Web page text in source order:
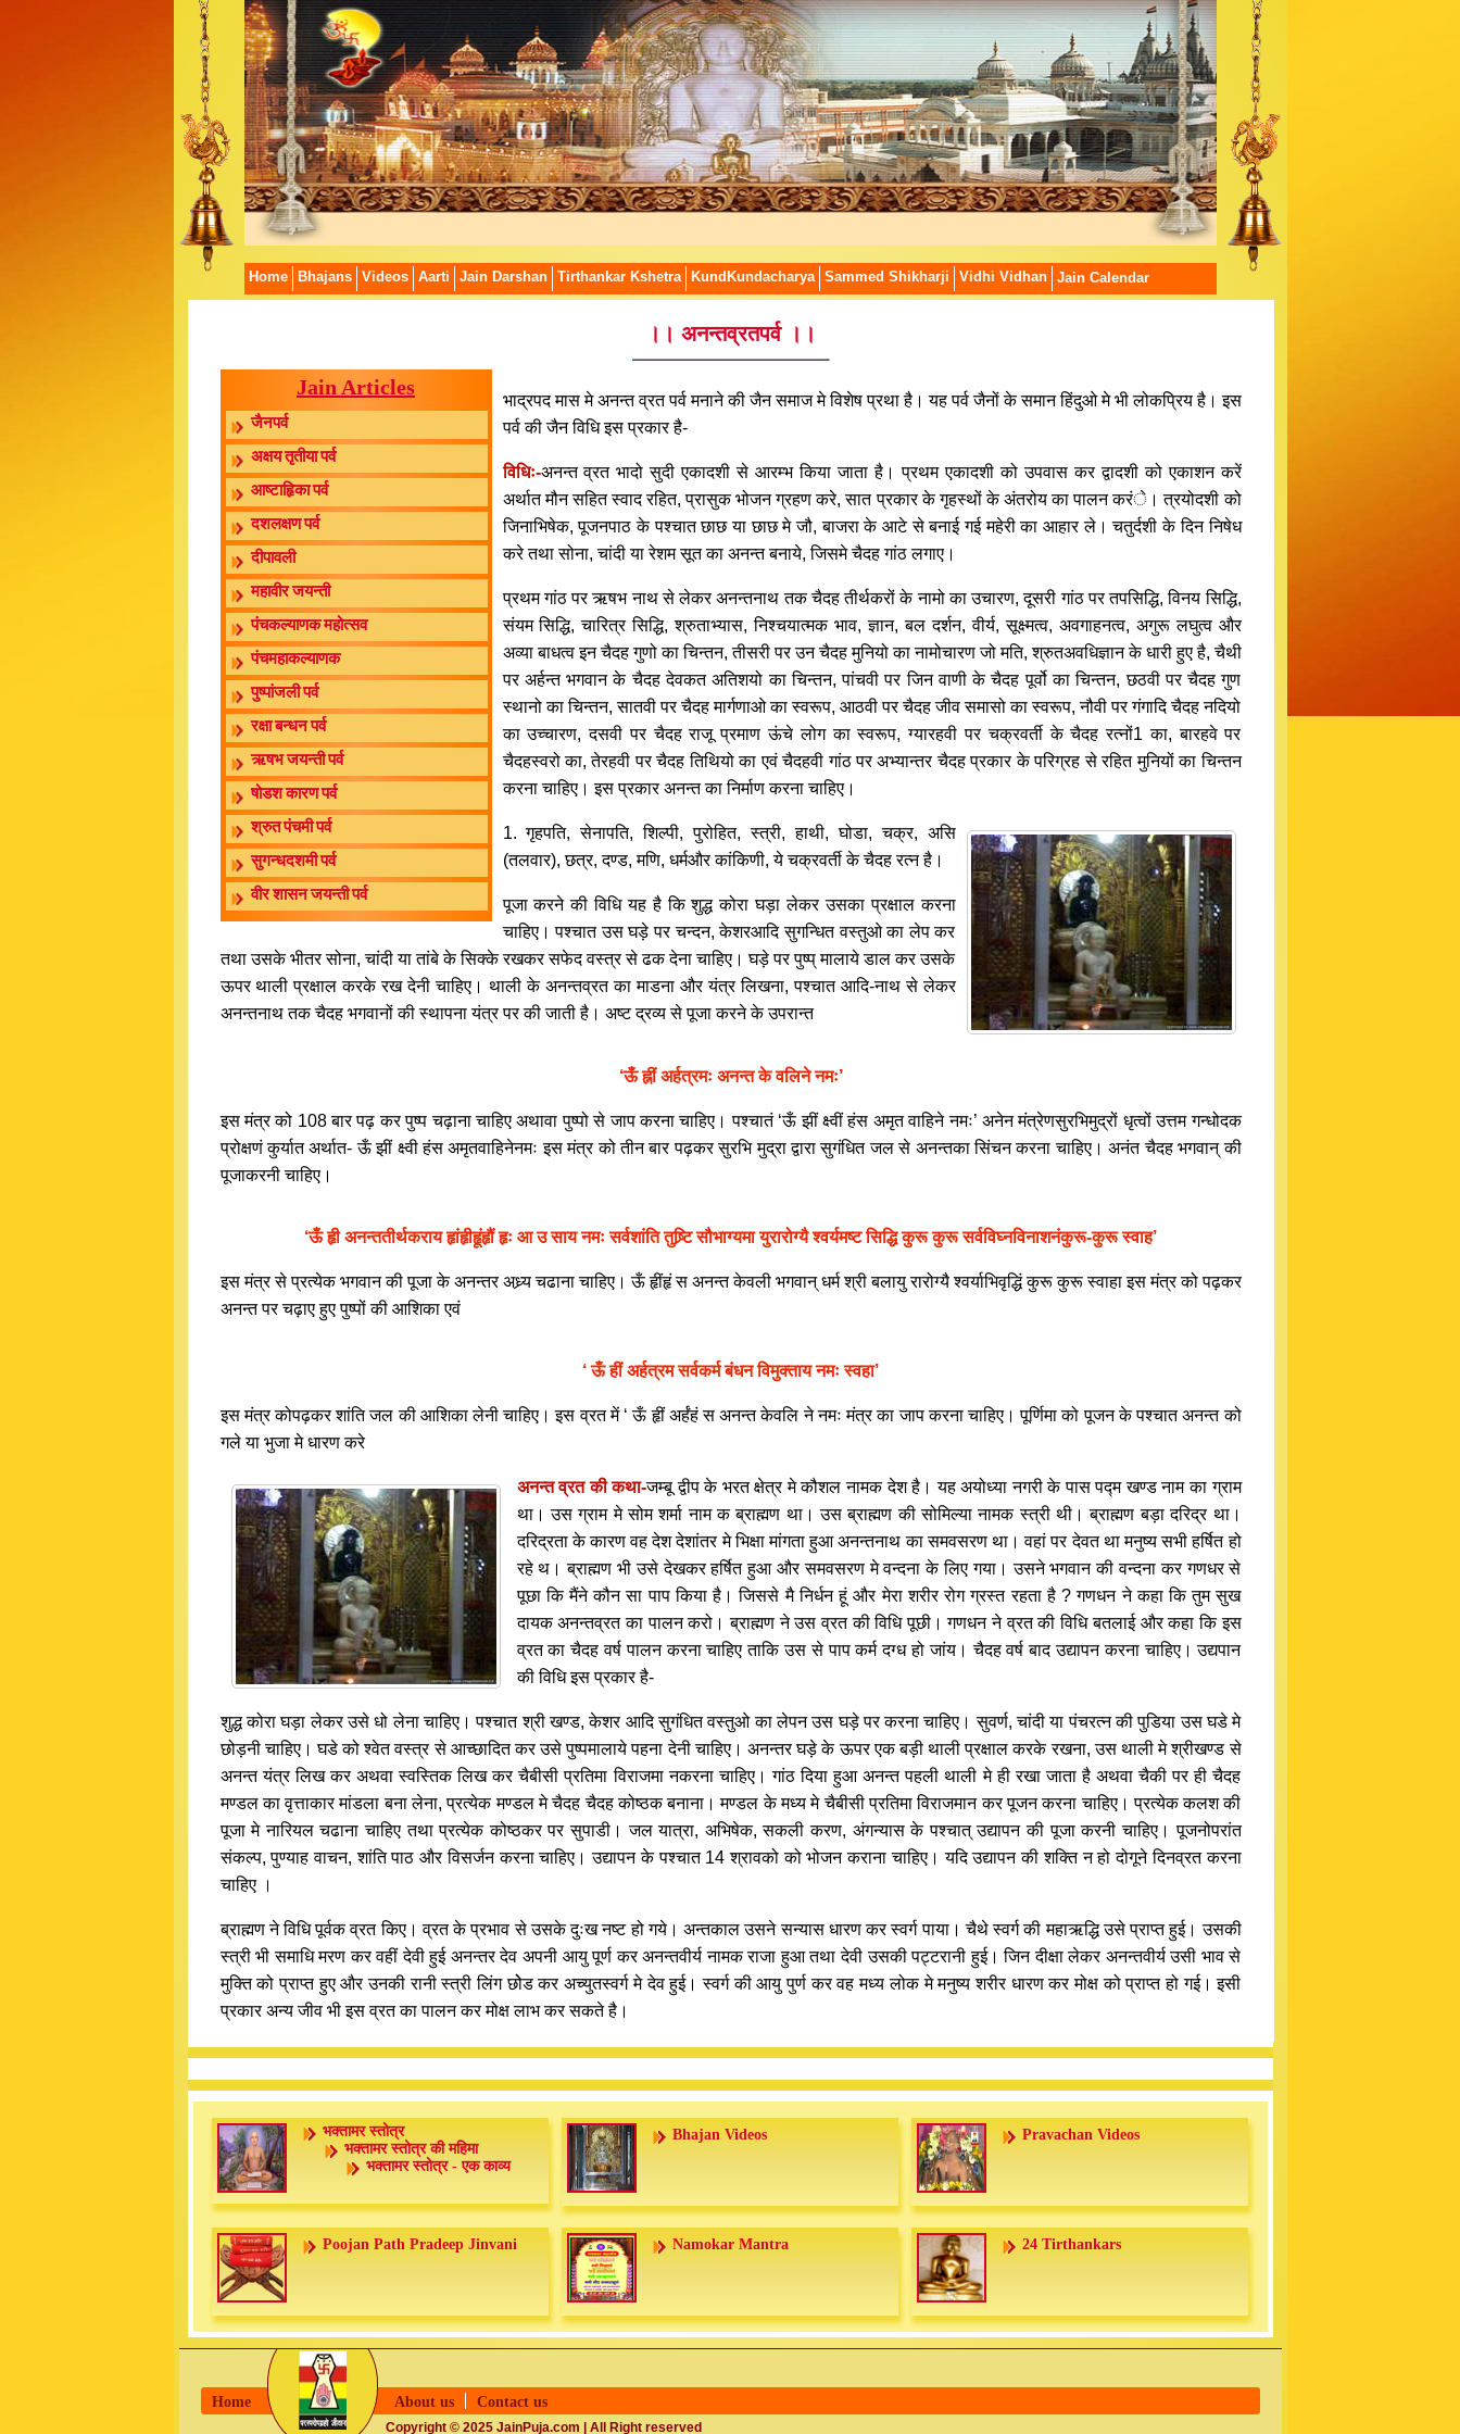
Home Bhajans Videos Aarti Jain Darshan Tirthankar Kshetra KundKundacharya Sammed Shikharji Vidhi Vidhan Jain Calendar
।। अनन्तव्रतपर्व ।।
Jain Articles
जैनपर्व
अक्षय तृतीया पर्व
आष्टाहिृका पर्व
दशलक्षण पर्व
दीपावली
महावीर जयन्ती
पंचकल्याणक महोत्सव
पंचमहाकल्याणक
पुष्पांजली पर्व
रक्षा बन्धन पर्व
ऋषभ जयन्ती पर्व
षोडश कारण पर्व
श्रुत पंचमी पर्व
सुगन्धदशमी पर्व
वीर शासन जयन्ती पर्व
भाद्रपद मास मे अनन्त व्रत पर्व मनाने की जैन समाज मे विशेष प्रथा है। यह पर्व जैनों के समान हिंदुओ मे भी लोकप्रिय है। इस
पर्व की जैन विधि इस प्रकार है-
विधिः-अनन्त व्रत भादो सुदी एकादशी से आरम्भ किया जाता है। प्रथम एकादशी को उपवास कर द्वादशी को एकाशन करें
अर्थात मौन सहित स्वाद रहित, प्रासुक भोजन ग्रहण करे, सात प्रकार के गृहस्थों के अंतरोय का पालन करंे। त्रयोदशी को
जिनाभिषेक, पूजनपाठ के पश्चात छाछ या छाछ मे जौ, बाजरा के आटे से बनाई गई महेरी का आहार ले। चतुर्दशी के दिन निषेध
करे तथा सोना, चांदी या रेशम सूत का अनन्त बनाये, जिसमे चैदह गांठ लगाए।
प्रथम गांठ पर ऋषभ नाथ से लेकर अनन्तनाथ तक चैदह तीर्थकरों के नामो का उचारण, दूसरी गांठ पर तपसिद्धि, विनय सिद्धि,
संयम सिद्धि, चारित्र सिद्धि, श्रुताभ्यास, निश्चयात्मक भाव, ज्ञान, बल दर्शन, वीर्य, सूक्ष्मत्व, अवगाहनत्व, अगुरू लघुत्व और
अव्या बाधत्व इन चैदह गुणो का चिन्तन, तीसरी पर उन चैदह मुनियो का नामोचारण जो मति, श्रुतअवधिज्ञान के धारी हुए है, चैथी
पर अर्हन्त भगवान के चैदह देवकत अतिशयो का चिन्तन, पांचवी पर जिन वाणी के चैदह पूर्वो का चिन्तन, छठवी पर चैदह गुण
स्थानो का चिन्तन, सातवी पर चैदह मार्गणाओ का स्वरूप, आठवी पर चैदह जीव समासो का स्वरूप, नौवी पर गंगादि चैदह नदियो
का उच्चारण, दसवी पर चैदह राजू प्रमाण ऊंचे लोग का स्वरूप, ग्यारहवी पर चक्रवर्ती के चैदह रत्नों1 का, बारहवे पर
चैदहस्वरो का, तेरहवी पर चैदह तिथियो का एवं चैदहवी गांठ पर अभ्यान्तर चैदह प्रकार के परिग्रह से रहित मुनियों का चिन्तन
करना चाहिए। इस प्रकार अनन्त का निर्माण करना चाहिए।
1. गृहपति, सेनापति, शिल्पी, पुरोहित, स्त्री, हाथी, घोडा, चक्र, असि
(तलवार), छत्र, दण्ड, मणि, धर्मऔर कांकिणी, ये चक्रवर्ती के चैदह रत्न है।
पूजा करने की विधि यह है कि शुद्ध कोरा घड़ा लेकर उसका प्रक्षाल करना
चाहिए। पश्चात उस घड़े पर चन्दन, केशरआदि सुगन्धित वस्तुओ का लेप कर
तथा उसके भीतर सोना, चांदी या तांबे के सिक्के रखकर सफेद वस्त्र से ढक देना चाहिए। घड़े पर पुष्प् मालाये डाल कर उसके
ऊपर थाली प्रक्षाल करके रख देनी चाहिए। थाली के अनन्तव्रत का माडना और यंत्र लिखना, पश्चात आदि-नाथ से लेकर
अनन्तनाथ तक चैदह भगवानों की स्थापना यंत्र पर की जाती है। अष्ट द्रव्य से पूजा करने के उपरान्त
‘ऊँ ह्नीं अर्हत्रमः अनन्त के वलिने नमः’
इस मंत्र को 108 बार पढ़ कर पुष्प चढ़ाना चाहिए अथावा पुष्पो से जाप करना चाहिए। पश्चातं ‘ऊँ झीं क्ष्वीं हंस अमृत वाहिने नमः’ अनेन मंत्रेणसुरभिमुद्रों धृत्वों उत्तम गन्धोदक
प्रोक्षणं कुर्यात अर्थात- ऊँ झीं क्ष्वी हंस अमृतवाहिनेनमः इस मंत्र को तीन बार पढ़कर सुरभि मुद्रा द्वारा सुगंधित जल से अनन्तका सिंचन करना चाहिए। अनंत चैदह भगवान् की
पूजाकरनी चाहिए।
‘ऊँ हृी अनन्ततीर्थकराय हृांहृीहृूंहृौं हृः आ उ साय नमः सर्वशांति तुष्र्टि सौभाग्यमा युरारोग्यै श्वर्यमष्ट सिद्धि कुरू कुरू सर्वविघ्नविनाशनंकुरू-कुरू स्वाह’
इस मंत्र से प्रत्येक भगवान की पूजा के अनन्तर अध्र्य चढाना चाहिए। ऊँ हृींहृं स अनन्त केवली भगवान् धर्म श्री बलायु रारोग्यै श्वर्याभिवृद्धिं कुरू कुरू स्वाहा इस मंत्र को पढ़कर
अनन्त पर चढ़ाए हुए पुष्पों की आशिका एवं
‘ ऊँ हीं अर्हत्रम सर्वकर्म बंधन विमुक्ताय नमः स्वहा’
इस मंत्र कोपढ़कर शांति जल की आशिका लेनी चाहिए। इस व्रत में ‘ ऊँ हृीं अर्हंहं स अनन्त केवलि ने नमः मंत्र का जाप करना चाहिए। पूर्णिमा को पूजन के पश्चात अनन्त को
गले या भुजा मे धारण करे
अनन्त व्रत की कथा-जम्बू द्वीप के भरत क्षेत्र मे कौशल नामक देश है। यह अयोध्या नगरी के पास पद्म खण्ड नाम का ग्राम
था। उस ग्राम मे सोम शर्मा नाम क ब्राह्मण था। उस ब्राह्मण की सोमिल्या नामक स्त्री थी। ब्राह्मण बड़ा दरिद्र था।
दरिद्रता के कारण वह देश देशांतर मे भिक्षा मांगता हुआ अनन्तनाथ का समवसरण था। वहां पर देवत था मनुष्य सभी हर्षित हो
रहे थ। ब्राह्मण भी उसे देखकर हर्षित हुआ और समवसरण मे वन्दना के लिए गया। उसने भगवान की वन्दना कर गणधर से
पूछा कि मैंने कौन सा पाप किया है। जिससे मै निर्धन हूं और मेरा शरीर रोग ग्रस्त रहता है ? गणधन ने कहा कि तुम सुख
दायक अनन्तव्रत का पालन करो। ब्राह्मण ने उस व्रत की विधि पूछी। गणधन ने व्रत की विधि बतलाई और कहा कि इस
व्रत का चैदह वर्ष पालन करना चाहिए ताकि उस से पाप कर्म दग्ध हो जांय। चैदह वर्ष बाद उद्यापन करना चाहिए। उद्यपान
की विधि इस प्रकार है-
शुद्ध कोरा घड़ा लेकर उसे धो लेना चाहिए। पश्चात श्री खण्ड, केशर आदि सुगंधित वस्तुओ का लेपन उस घड़े पर करना चाहिए। सुवर्ण, चांदी या पंचरत्न की पुडिया उस घडे मे
छोड़नी चाहिए। घडे को श्वेत वस्त्र से आच्छादित कर उसे पुष्पमालाये पहना देनी चाहिए। अनन्तर घड़े के ऊपर एक बड़ी थाली प्रक्षाल करके रखना, उस थाली मे श्रीखण्ड से
अनन्त यंत्र लिख कर अथवा स्वस्तिक लिख कर चैबीसी प्रतिमा विराजमा नकरना चाहिए। गांठ दिया हुआ अनन्त पहली थाली मे ही रखा जाता है अथवा चैकी पर ही चैदह
मण्डल का वृत्ताकार मांडला बना लेना, प्रत्येक मण्डल मे चैदह चैदह कोष्ठक बनाना। मण्डल के मध्य मे चैबीसी प्रतिमा विराजमान कर पूजन करना चाहिए। प्रत्येक कलश की
पूजा मे नारियल चढाना चाहिए तथा प्रत्येक कोष्ठकर पर सुपाडी। जल यात्रा, अभिषेक, सकली करण, अंगन्यास के पश्चात् उद्यापन की पूजा करनी चाहिए। पूजनोपरांत
संकल्प, पुण्याह वाचन, शांति पाठ और विसर्जन करना चाहिए। उद्यापन के पश्चात 14 श्रावको को भोजन कराना चाहिए। यदि उद्यापन की शक्ति न हो दोगूने दिनव्रत करना
चाहिए ।
ब्राह्मण ने विधि पूर्वक व्रत किए। व्रत के प्रभाव से उसके दुःख नष्ट हो गये। अन्तकाल उसने सन्यास धारण कर स्वर्ग पाया। चैथे स्वर्ग की महाऋद्धि उसे प्राप्त हुई। उसकी
स्त्री भी समाधि मरण कर वहीं देवी हुई अनन्तर देव अपनी आयु पूर्ण कर अनन्तवीर्य नामक राजा हुआ तथा देवी उसकी पट्टरानी हुई। जिन दीक्षा लेकर अनन्तवीर्य उसी भाव से
मुक्ति को प्राप्त हुए और उनकी रानी स्त्री लिंग छोेड कर अच्युतस्वर्ग मे देव हुई। स्वर्ग की आयु पुर्ण कर वह मध्य लोक मे मनुष्य शरीर धारण कर मोक्ष को प्राप्त हो गई। इसी
प्रकार अन्य जीव भी इस व्रत का पालन कर मोक्ष लाभ कर सकते है।
भक्तामर स्तोत्र
भक्तामर स्तोत्र की महिमा
भक्तामर स्तोत्र - एक काव्य
Bhajan Videos Pravachan Videos
Poojan Path Pradeep Jinvani Namokar Mantra 24 Tirthankars
Home About us Contact us
Copyright © 2025 JainPuja.com | All Right reserved